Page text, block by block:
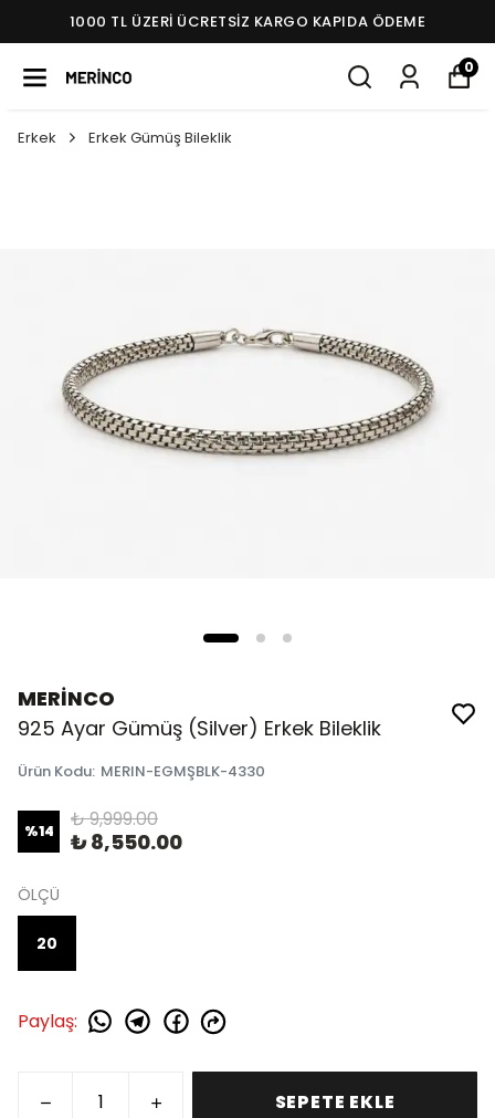
1000 TL ÜZERI ÜCRETSIZ KARGO KAPIDA ÖDEME
0
Erkek Erkek Gümüş Bileklik
MERİNCO
925 Ayar Gümüş (Silver) Erkek Bileklik
Ürün Kodu: MERIN-EGMŞBLK-4330
%14 ₺ 9,999.00
₺ 8,550.00
ÖLÇÜ
20
Paylaş:
SEPETE EKLE